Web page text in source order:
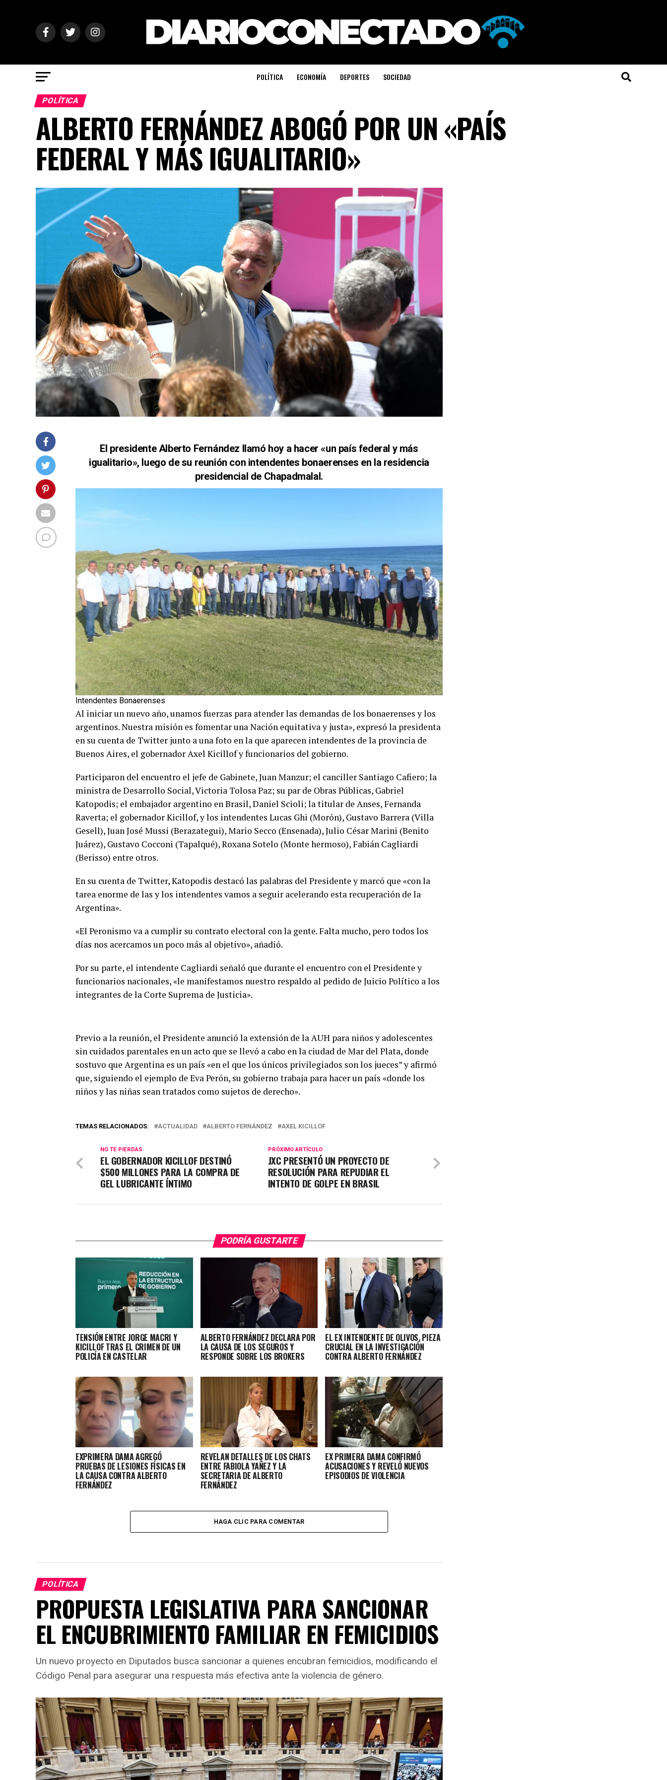
POLÍTICA ECONOMÍA DEPORTES SOCIEDAD
POLÍTICA
ALBERTO FERNÁNDEZ ABOGÓ POR UN «PAÍS
FEDERAL Y MÁS IGUALITARIO»
El presidente Alberto Fernández llamó hoy a hacer «un país federal y más
igualitario», luego de su reunión con intendentes bonaerenses en la residencia
presidencial de Chapadmalal.
Intendentes Bonaerenses
Al iniciar un nuevo año, unamos fuerzas para atender las demandas de los bonaerenses y los
argentinos. Nuestra misión es fomentar una Nación equitativa y justa», expresó la presidenta
en su cuenta de Twitter junto a una foto en la que aparecen intendentes de la provincia de
Buenos Aires, el gobernador Axel Kicillof y funcionarios del gobierno.
Participaron del encuentro el jefe de Gabinete, Juan Manzur; el canciller Santiago Cafiero; la
ministra de Desarrollo Social, Victoria Tolosa Paz; su par de Obras Públicas, Gabriel
Katopodis; el embajador argentino en Brasil, Daniel Scioli; la titular de Anses, Fernanda
Raverta; el gobernador Kicillof, y los intendentes Lucas Ghi (Morón), Gustavo Barrera (Villa
Gesell), Juan José Mussi (Berazategui), Mario Secco (Ensenada), Julio César Marini (Benito
Juárez), Gustavo Cocconi (Tapalqué), Roxana Sotelo (Monte hermoso), Fabián Cagliardi
(Berisso) entre otros.
En su cuenta de Twitter, Katopodis destacó las palabras del Presidente y marcó que «con la
tarea enorme de las y los intendentes vamos a seguir acelerando esta recuperación de la
Argentina».
«El Peronismo va a cumplir su contrato electoral con la gente. Falta mucho, pero todos los
días nos acercamos un poco más al objetivo», añadió.
Por su parte, el intendente Cagliardi señaló que durante el encuentro con el Presidente y
funcionarios nacionales, «le manifestamos nuestro respaldo al pedido de Juicio Político a los
integrantes de la Corte Suprema de Justicia».
Previo a la reunión, el Presidente anunció la extensión de la AUH para niños y adolescentes
sin cuidados parentales en un acto que se llevó a cabo en la ciudad de Mar del Plata, donde
sostuvo que Argentina es un país «en el que los únicos privilegiados son los jueces” y afirmó
que, siguiendo el ejemplo de Eva Perón, su gobierno trabaja para hacer un país «donde los
niños y las niñas sean tratados como sujetos de derecho».
TEMAS RELACIONADOS: ACTUALIDAD ALBERTO FERNÁNDEZ AXEL KICILLOF
PRÓXIMO ARTÍCULO
JXC PRESENTÓ UN PROYECTO DE
RESOLUCIÓN PARA REPUDIAR EL
INTENTO DE GOLPE EN BRASIL
NO TE PIERDAS
EL GOBERNADOR KICILLOF DESTINÓ
$500 MILLONES PARA LA COMPRA DE
GEL LUBRICANTE ÍNTIMO
PODRÍA GUSTARTE
TENSIÓN ENTRE JORGE MACRI Y
KICILLOF TRAS EL CRIMEN DE UN
POLICÍA EN CASTELAR
ALBERTO FERNÁNDEZ DECLARA POR
LA CAUSA DE LOS SEGUROS Y
RESPONDE SOBRE LOS BROKERS
EL EX INTENDENTE DE OLIVOS, PIEZA
CRUCIAL EN LA INVESTIGACIÓN
CONTRA ALBERTO FERNÁNDEZ
EXPRIMERA DAMA AGREGÓ
PRUEBAS DE LESIONES FÍSICAS EN
LA CAUSA CONTRA ALBERTO
FERNÁNDEZ
REVELAN DETALLES DE LOS CHATS
ENTRE FABIOLA YAÑEZ Y LA
SECRETARIA DE ALBERTO
FERNÁNDEZ
EX PRIMERA DAMA CONFIRMÓ
ACUSACIONES Y REVELÓ NUEVOS
EPISODIOS DE VIOLENCIA
HAGA CLIC PARA COMENTAR
POLÍTICA
PROPUESTA LEGISLATIVA PARA SANCIONAR
EL ENCUBRIMIENTO FAMILIAR EN FEMICIDIOS
Un nuevo proyecto en Diputados busca sancionar a quienes encubran femicidios, modificando el
Código Penal para asegurar una respuesta más efectiva ante la violencia de género.